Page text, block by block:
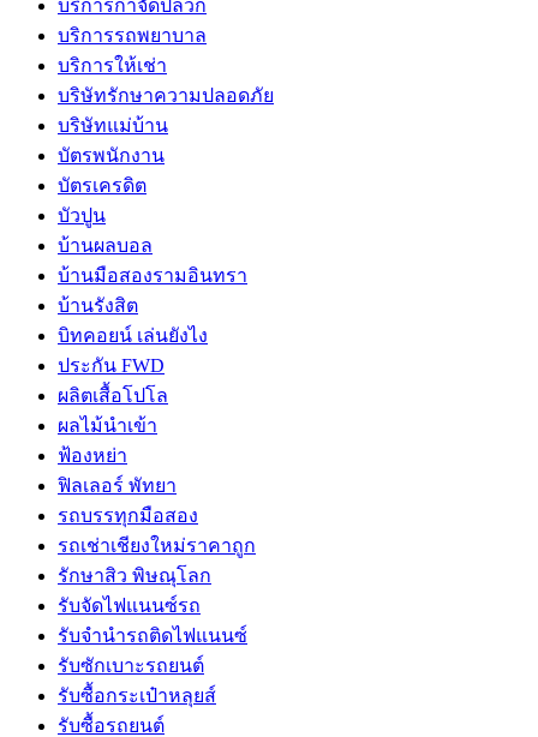
บริการกำจัดปลวก
บริการรถพยาบาล
บริการให้เช่า
บริษัทรักษาความปลอดภัย
บริษัทแม่บ้าน
บัตรพนักงาน
บัตรเครดิต
บัวปูน
บ้านผลบอล
บ้านมือสองรามอินทรา
บ้านรังสิต
บิทคอยน์ เล่นยังไง
ประกัน FWD
ผลิตเสื้อโปโล
ผลไม้นำเข้า
ฟ้องหย่า
ฟิลเลอร์ พัทยา
รถบรรทุกมือสอง
รถเช่าเชียงใหม่ราคาถูก
รักษาสิว พิษณุโลก
รับจัดไฟแนนซ์รถ
รับจำนำรถติดไฟแนนซ์
รับซักเบาะรถยนต์
รับซื้อกระเป๋าหลุยส์
รับซื้อรถยนต์